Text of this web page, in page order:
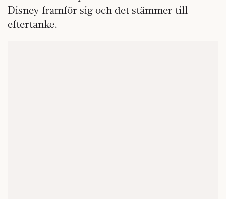
Disney framför sig och det stämmer till
eftertanke.